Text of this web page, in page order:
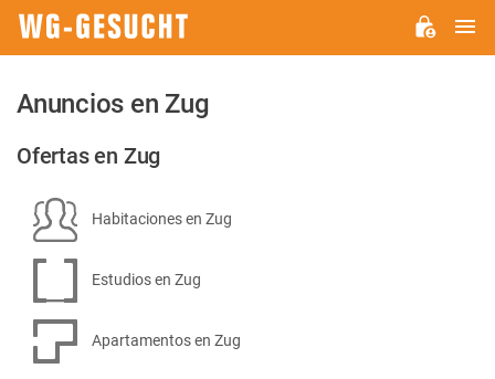
Anuncios en Zug
Ofertas en Zug
Habitaciones en Zug
Estudios en Zug
Apartamentos en Zug